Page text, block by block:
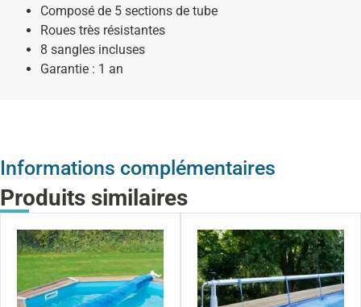
Composé de 5 sections de tube
Roues très résistantes
8 sangles incluses
Garantie : 1 an
Informations complémentaires
Produits similaires